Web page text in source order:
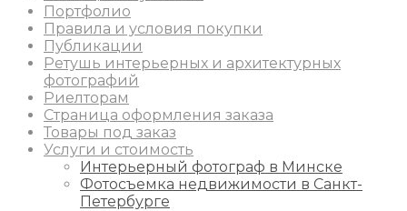
Портфолио
Правила и условия покупки
Публикации
Ретушь интерьерных и архитектурных
фотографий
Риелторам
Страница оформления заказа
Товары под заказ
Услуги и стоимость
Интерьерный фотограф в Минске
Фотосъемка недвижимости в Санкт-
Петербурге